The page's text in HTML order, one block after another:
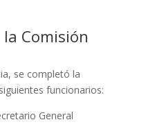
Comisión
se completó la
funcionarios:
General